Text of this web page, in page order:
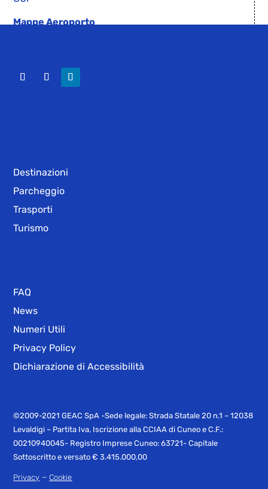
Mappe Aeroporto
Destinazioni
Parcheggio
Trasporti
Turismo
FAQ
News
Numeri Utili
Privacy Policy
Dichiarazione di Accessibilità
©2009-2021 GEAC SpA -Sede legale: Strada Statale 20 n.1 – 12038
Levaldigi – Partita Iva, Iscrizione alla CCIAA di Cuneo e C.F.:
00210940045- Registro Imprese Cuneo: 63721- Capitale
Sottoscritto e versato € 3.415.000,00
Privacy –Cookie